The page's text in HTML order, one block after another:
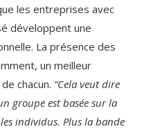
les entreprises avec
développent une
La présence des
un meilleur
chacun. “Cela veut dire
groupe est basée sur la
individus. Plus la bande